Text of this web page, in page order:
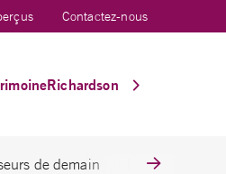
Contactez-nous
de demain Planification